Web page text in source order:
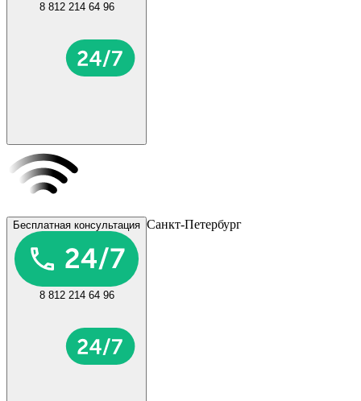
8 812 214 64 96
Бесплатная консультация
8 812 214 64 96
Санкт-Петербург